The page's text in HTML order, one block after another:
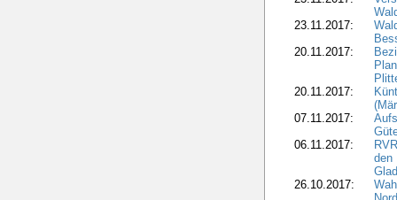
23.11.2017:
20.11.2017:
20.11.2017:
07.11.2017:
06.11.2017:
den
26.10.2017: